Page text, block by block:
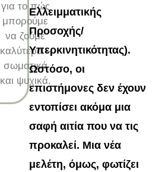
για το πώς
μπορούμε
να ζούμε
καλύτερα –
σωματικά
και ψυχικά.
Ελλειμματικής
Προσοχής/
Υπερκινητικότητας).
Ωστόσο, οι
επιστήμονες δεν έχουν
εντοπίσει ακόμα μια
σαφή αιτία που να τις
προκαλεί. Μια νέα
μελέτη, όμως, φωτίζει